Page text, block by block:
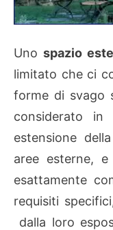
Unospazio
limitato che ci
forme di svago
considerato
estensione
aree esterne, e
esattamente
requisiti
dalla loro